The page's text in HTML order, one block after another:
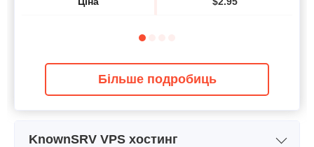
Більше подробиць
KnownSRV VPS хостинг